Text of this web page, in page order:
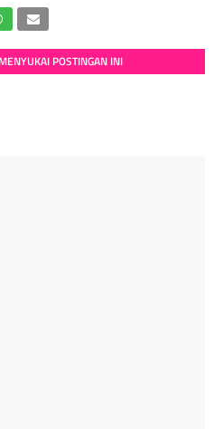
POSTINGAN INI